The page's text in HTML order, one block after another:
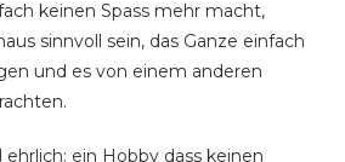
keinen Spass mehr macht,
sinnvoll sein, das Ganze einfach
und es von einem anderen
ein Hobby dass keinen